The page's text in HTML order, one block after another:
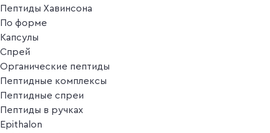
Пептиды Хавинсона
По форме
Капсулы
Спрей
Органические пептиды
Пептидные комплексы
Пептидные спреи
Пептиды в ручках
Epithalon